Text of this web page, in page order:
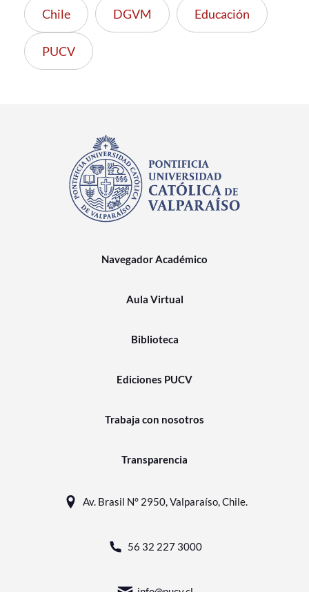
Chile DGVM Educación
PUCV
Navegador Académico
Aula Virtual
Biblioteca
Ediciones PUCV
Trabaja con nosotros
Transparencia
Av. Brasil N° 2950, Valparaíso, Chile.
56 32 227 3000